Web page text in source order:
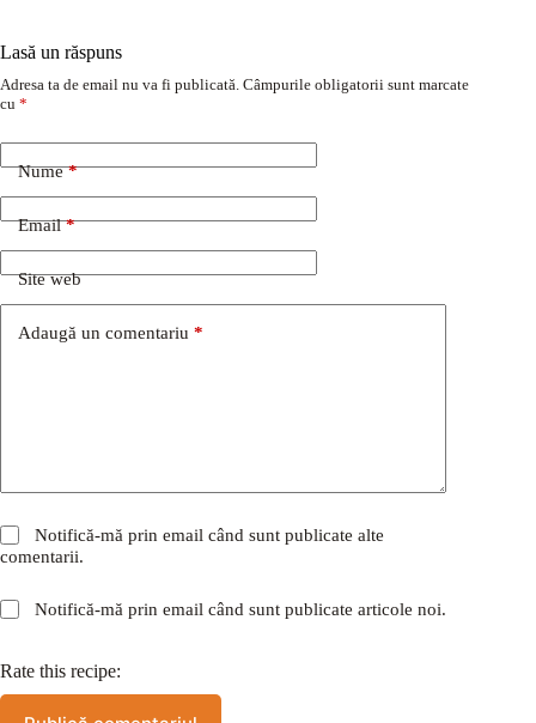
Lasă un răspuns
Adresa ta de email nu va fi publicată. Câmpurile obligatorii sunt marcate
cu *
Nume*
Email*
Site web
Adaugă un comentariu *
Notifică-mă prin email când sunt publicate alte
comentarii.
Notifică-mă prin email când sunt publicate articole noi.
Rate this recipe: